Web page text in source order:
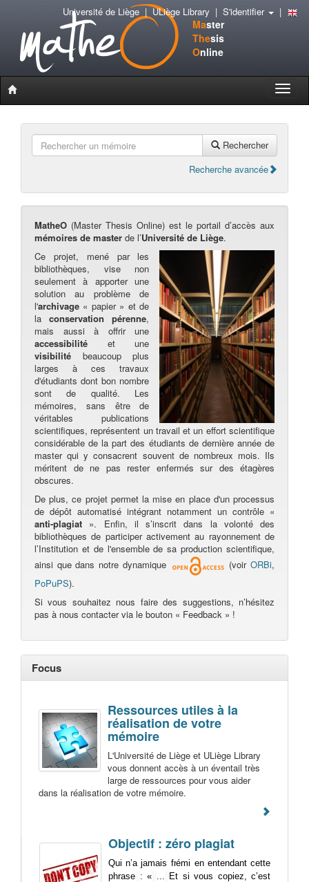
Master
Thesis
Online
Toggle
Université de Liège|ULiège Library | S'identifier |
Rechercher
Recherche avancée
MatheO (Master Thesis Online) est le portail d’accès aux
mémoires de master de l’Université de Liège.
Ce projet, mené par les
bibliothèques, vise non
seulement à apporter une
solution au problème de
l'archivage « papier » et de
laconservation pérenne,
mais aussi à offrir une
accessibilité et une
visibilité beaucoup plus
larges à ces travaux
d'étudiants dont bon nombre
sont de qualité. Les
mémoires, sans être de
véritables publications
scientifiques, représentent un travail et un effort scientifique
considérable de la part des étudiants de dernière année de
master qui y consacrent souvent de nombreux mois. Ils
méritent de ne pas rester enfermés sur des étagères
obscures.
De plus, ce projet permet la mise en place d'un processus
de dépôt automatisé intégrant notamment un contrôle «
anti-plagiat ». Enfin, il s’inscrit dans la volonté des
bibliothèques de participer activement au rayonnement de
l’Institution et de l'ensemble de sa production scientifique,
ainsi que dans notre dynamique
(voirORBi,
PoPuPS).
Si vous souhaitez nous faire des suggestions, n’hésitez
pas à nous contacter via le bouton « Feedback » !
Focus
Ressources utiles à la
réalisation de votre
mémoire
L'Université de Liège et ULiège Library
vous donnent accès à un éventail très
large de ressources pour vous aider
dans la réalisation de votre mémoire.
Objectif : zéro plagiat
Qui n’a jamais frémi en entendant cette
phrase : « ... Et si vous copiez, c’est